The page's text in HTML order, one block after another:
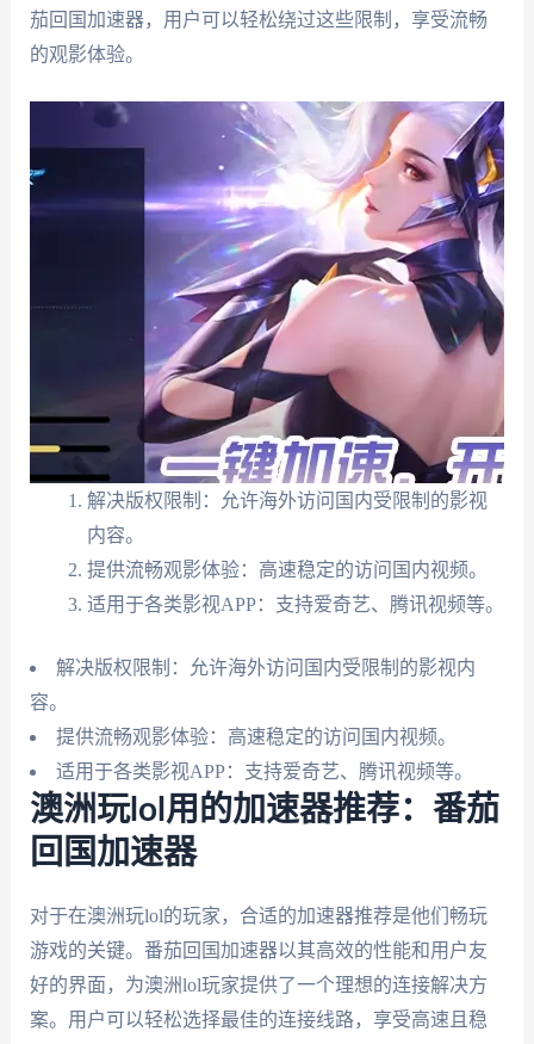
茄回国加速器，用户可以轻松绕过这些限制，享受流畅
的观影体验。
解决版权限制：允许海外访问国内受限制的影视
内容。
提供流畅观影体验：高速稳定的访问国内视频。
适用于各类影视APP：支持爱奇艺、腾讯视频等。
解决版权限制：允许海外访问国内受限制的影视内
容。
提供流畅观影体验：高速稳定的访问国内视频。
适用于各类影视APP：支持爱奇艺、腾讯视频等。
澳洲玩lol用的加速器推荐：番茄
回国加速器
对于在澳洲玩lol的玩家，合适的加速器推荐是他们畅玩
游戏的关键。番茄回国加速器以其高效的性能和用户友
好的界面，为澳洲lol玩家提供了一个理想的连接解决方
案。用户可以轻松选择最佳的连接线路，享受高速且稳